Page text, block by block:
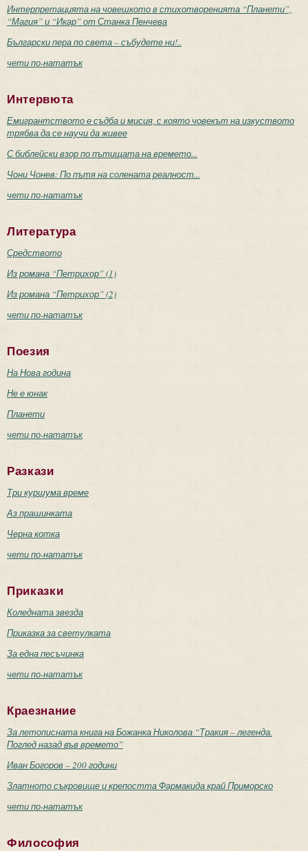
Интерпретацията на човешкото в стихотворенията “Планети”,
“Магия” и “Икар” от Станка Пенчева
Български пера по света – събудете ни!..
чети по-нататък
Интервюта
Емигрантството е съдба и мисия, с която човекът на изкуството
трябва да се научи да живее
С библейски взор по пътищата на времето...
Чони Чонев: По пътя на солената реалност...
чети по-нататък
Литература
Средството
Из романа “Петрихор” (1)
Из романа “Петрихор” (2)
чети по-нататък
Поезия
На Нова година
Не е юнак
Планети
чети по-нататък
Разкази
Три куршума време
Аз прашинката
Черна котка
чети по-нататък
Приказки
Коледната звезда
Приказка за светулката
За една песъчинка
чети по-нататък
Краезнание
За летописната книга на Божанка Николова “Тракия – легенда.
Поглед назад във времето”
Иван Богоров – 200 години
Златното съкровище и крепостта Фармакида край Приморско
чети по-нататък
Философия